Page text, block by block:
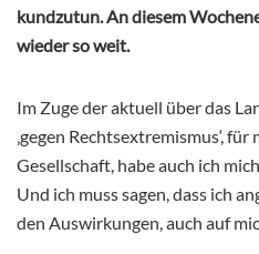
kundzutun. An diesem
wieder so weit.
Im Zuge der aktuell über das
‚gegen Rechtsextremismus‘,
Gesellschaft, habe auch ich
Und ich muss sagen, dass ich
den Auswirkungen, auch auf